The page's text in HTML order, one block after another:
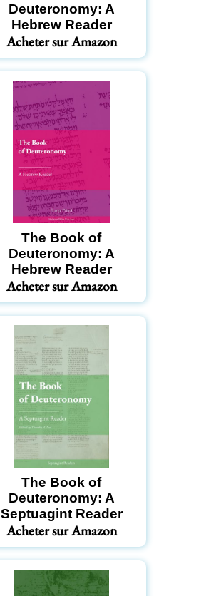
Deuteronomy: A
Hebrew Reader
Acheter sur Amazon
The Book of
Deuteronomy: A
Hebrew Reader
Acheter sur Amazon
The Book of
Deuteronomy: A
Septuagint Reader
Acheter sur Amazon